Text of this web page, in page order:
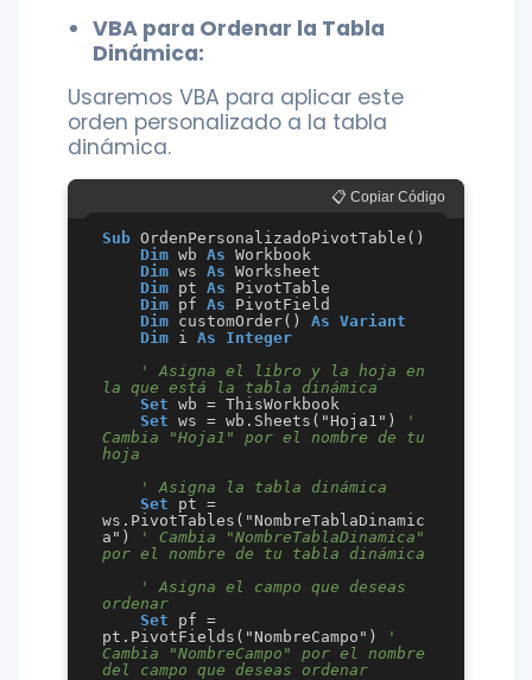
VBA para Ordenar la Tabla
Dinámica:
Usaremos VBA para aplicar este
orden personalizado a la tabla
dinámica.
📋 Copiar Código
Sub OrdenPersonalizadoPivotTable()
Dim wb As Workbook
Dim ws As Worksheet
Dim pt As PivotTable
Dim pf As PivotField
Dim customOrder() As Variant
Dim i As
Integer
' Asigna el libro y la hoja en
la que está la tabla dinámica
Set wb = ThisWorkbook
Set ws = wb.Sheets("Hoja1")
'
Cambia "Hoja1" por el nombre de tu
hoja
' Asigna la tabla dinámica
Set pt =
ws.PivotTables("NombreTablaDinamic
a")
' Cambia "NombreTablaDinamica"
por el nombre de tu tabla dinámica
' Asigna el campo que deseas
ordenar
Set pf =
pt.PivotFields("NombreCampo")
'
Cambia "NombreCampo" por el nombre
del campo que deseas ordenar